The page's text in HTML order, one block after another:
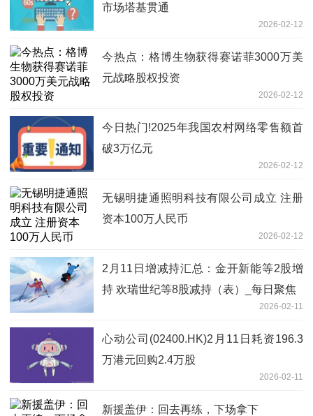
市场塔基贯通
2026-02-12
今热点：格博生物获得赛诺菲3000万美
元战略股权投资
2026-02-12
今日热门!2025年我国农村网络零售额首
破3万亿元
2026-02-12
无锡明捷通照明科技有限公司成立 注册
资本100万人民币
2026-02-12
2月11日增减持汇总：金开新能等2股增
持 欢瑞世纪等8股减持（表）_每日聚焦
2026-02-11
心动公司(02400.HK)2月11日耗资196.3
万港元回购2.4万股
2026-02-11
新援盖伊：回去再练，下场拿下